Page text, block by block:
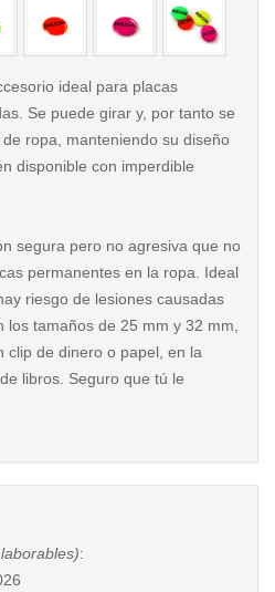
ideal para placas
Se puede girar y, por tanto se
ropa, manteniendo su diseño
disponible con imperdible
segura pero no agresiva que no
permanentes en la ropa. Ideal
riesgo de lesiones causadas
los tamaños de 25 mm y 32 mm,
clip de dinero o papel, en la
libros. Seguro que tú le
: